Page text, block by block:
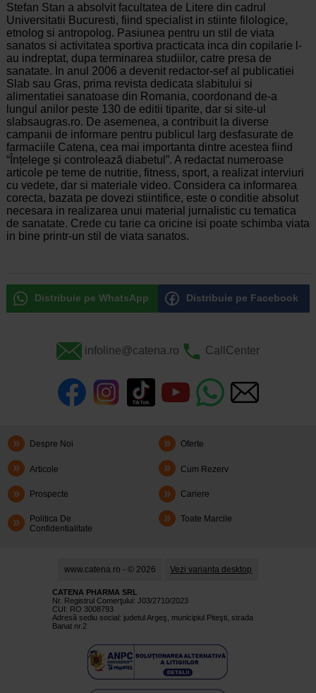
Stefan Stan a absolvit facultatea de Litere din cadrul
Universitatii Bucuresti, fiind specialist in stiinte filologice,
etnolog si antropolog. Pasiunea pentru un stil de viata
sanatos si activitatea sportiva practicata inca din copilarie l-
au indreptat, dupa terminarea studiilor, catre presa de
sanatate. In anul 2006 a devenit redactor-sef al publicatiei
Slab sau Gras, prima revista dedicata slabitului si
alimentatiei sanatoase din Romania, coordonand de-a
lungul anilor peste 130 de editii tiparite, dar si site-ul
slabsaugras.ro. De asemenea, a contribuit la diverse
campanii de informare pentru publicul larg desfasurate de
farmaciile Catena, cea mai importanta dintre acestea fiind
“Înțelege și controlează diabetul”. A redactat numeroase
articole pe teme de nutritie, fitness, sport, a realizat interviuri
cu vedete, dar si materiale video. Considera ca informarea
corecta, bazata pe dovezi stiintifice, este o conditie absolut
necesara in realizarea unui material jurnalistic cu tematica
de sanatate. Crede cu tarie ca oricine isi poate schimba viata
in bine printr-un stil de viata sanatos.
Distribuie pe WhatsApp Distribuie pe Facebook
infoline@catena.ro CallCenter
Despre Noi Oferte
Articole Cum Rezerv
Prospecte Cariere
Politica De
Confidentialitate
Toate Marcile
www.catena.ro - © 2026 Vezi varianta desktop
CATENA PHARMA SRL
Nr. Registrul Comerţului: J03/2710/2023
CUI: RO 3008793
Adresă sediu social: judetul Argeş, municipiul Piteşti, strada
Banat nr.2